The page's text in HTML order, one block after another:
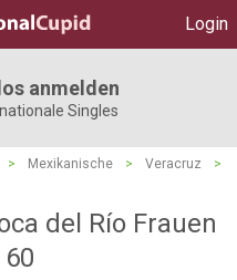
Login
anmelden
Singles
> Mexikanische > Veracruz
>
del Río Frauen